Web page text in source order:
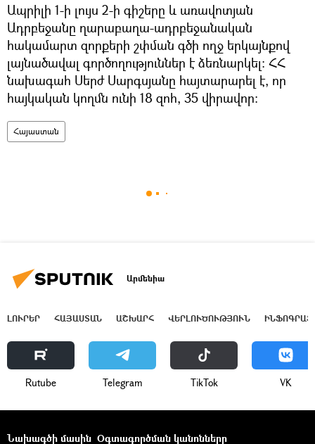
Ապրիլի 1-ի լույս 2-ի գիշերը և առավոտյան
Ադրբեջանը ղարաբաղա-ադրբեջանական
հակամարտ զորքերի շփման գծի ողջ երկայնքով
լայնածավալ գործողություններ է ձեռնարկել։ ՀՀ
նախագահ Սերժ Սարգսյանը հայտարարել է, որ
հայկական կողմն ունի 18 զոհ, 35 վիրավոր։
Հայաստան
Արմենիա
ԼՈՒՐԵՐ ՀԱՅԱՍՏԱՆ ԱՇԽԱՐՀ ՎԵՐԼՈՒԾՈՒԹՅՈՒՆ
Rutube Telegram ТikТоk VK
Նախագծի մասին Օգտագործման կանոնները